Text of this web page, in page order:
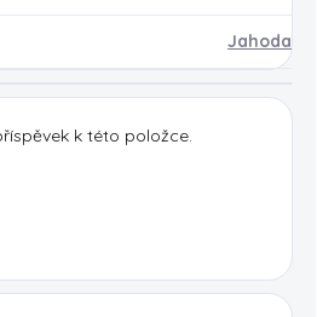
Jahoda
k této položce.